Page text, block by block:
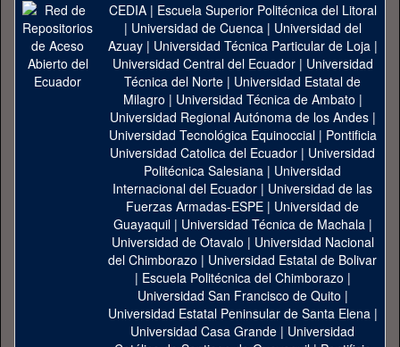
CEDIA| Escuela Superior Politécnica del Litoral
| Universidad de Cuenca| Universidad del
Azuay| Universidad Técnica Particular de Loja|
Universidad Central del Ecuador| Universidad
Técnica del Norte | Universidad Estatal de
Milagro | Universidad Técnica de Ambato |
Universidad Regional Autónoma de los Andes|
Universidad Tecnológica Equinoccial| Pontificia
Universidad Catolica del Ecuador | Universidad
Politécnica Salesiana | Universidad
Internacional del Ecuador | Universidad de las
Fuerzas Armadas-ESPE | Universidad de
Guayaquil| Universidad Técnica de Machala|
Universidad de Otavalo | Universidad Nacional
del Chimborazo | Universidad Estatal de Bolivar
| Escuela Politécnica del Chimborazo |
Universidad San Francisco de Quito |
Universidad Estatal Peninsular de Santa Elena|
Universidad Casa Grande | Universidad